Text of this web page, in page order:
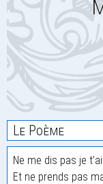
Le Poème
Ne me dis pas je
Et ne prends pas